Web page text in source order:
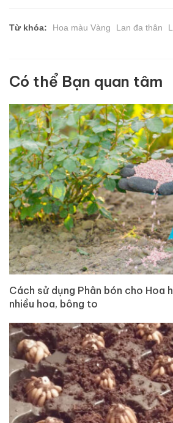
Từ khóa: Hoa màu Vàng Lan đa thân
Có thể Bạn quan tâm
Cách sử dụng Phân bón cho Hoa
nhiều hoa, bông to